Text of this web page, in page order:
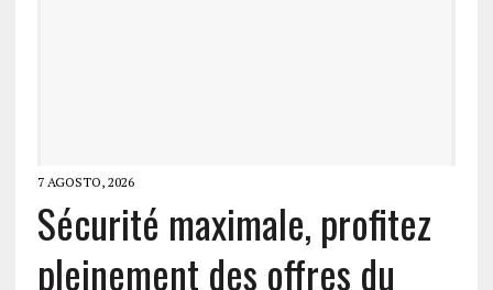
7 AGOSTO, 2026
Sécurité maximale, profitez
pleinement des offres du